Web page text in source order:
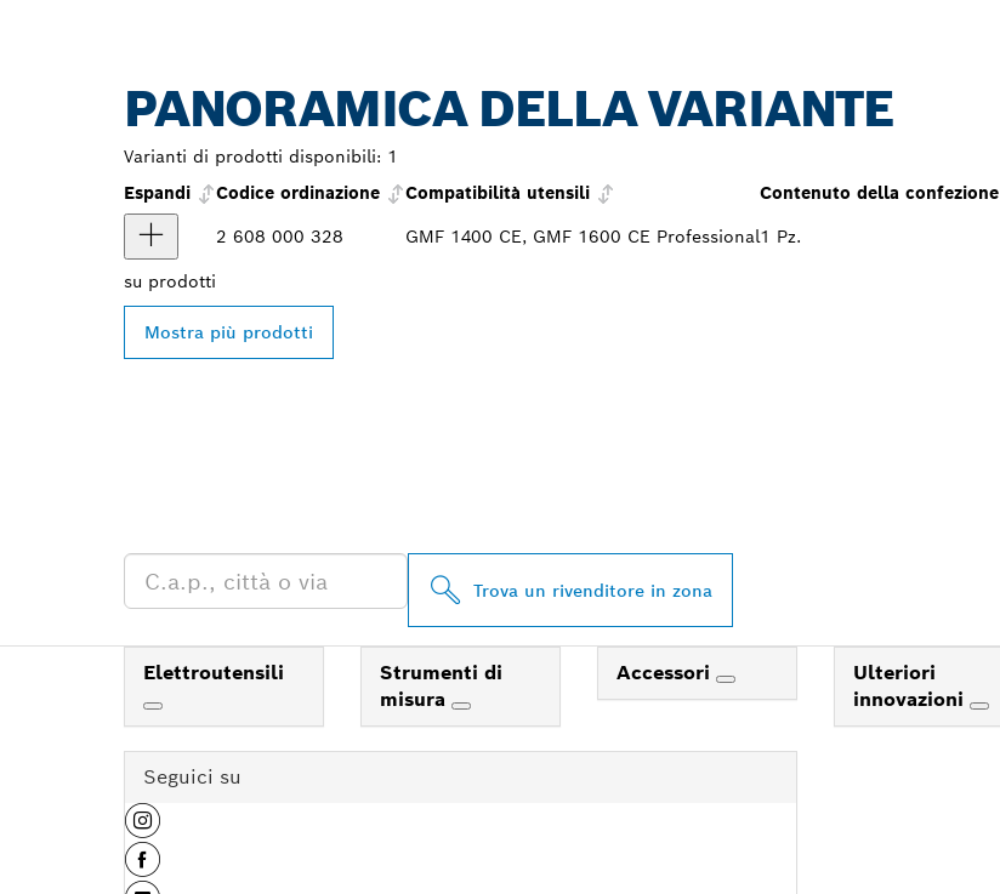
PANORAMICA DELLA VARIANTE
Varianti di prodotti disponibili: 1
Espandi
Codice ordinazione Compatibilità utensili Contenuto della confezione
2 608 000 328
GMF 1400 CE, GMF 1600 CE Professional1 Pz.
su prodotti
Mostra più prodotti
Trova un rivenditore in zona
Elettroutensili
Strumenti di
misura
Accessori
Ulteriori
innovazioni
Seguici su